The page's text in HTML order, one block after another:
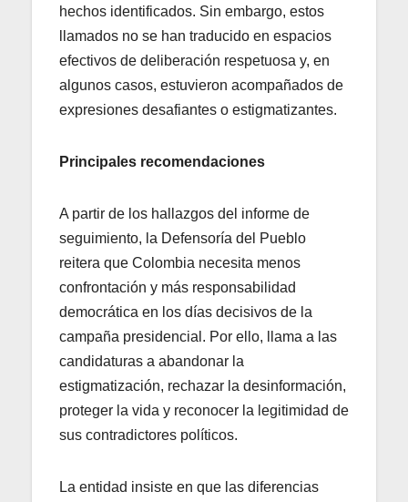
hechos identificados. Sin embargo, estos
llamados no se han traducido en espacios
efectivos de deliberación respetuosa y, en
algunos casos, estuvieron acompañados de
expresiones desafiantes o estigmatizantes.
Principales recomendaciones
A partir de los hallazgos del informe de
seguimiento, la Defensoría del Pueblo
reitera que Colombia necesita menos
confrontación y más responsabilidad
democrática en los días decisivos de la
campaña presidencial. Por ello, llama a las
candidaturas a abandonar la
estigmatización, rechazar la desinformación,
proteger la vida y reconocer la legitimidad de
sus contradictores políticos.
La entidad insiste en que las diferencias